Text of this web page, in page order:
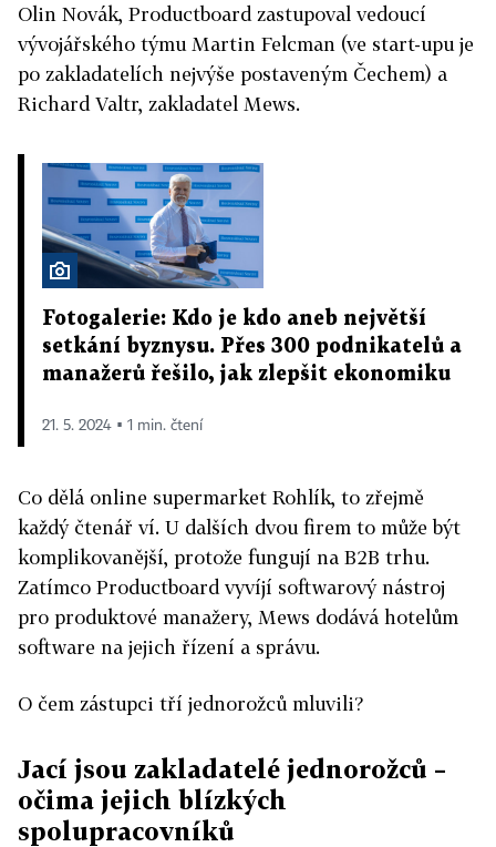
Olin Novák, Productboard zastupoval vedoucí
vývojářského týmu Martin Felcman (ve start-upu je
po zakladatelích nejvýše postaveným Čechem) a
Richard Valtr, zakladatel Mews.
Fotogalerie: Kdo je kdo aneb největší
setkání byznysu. Přes 300 podnikatelů a
manažerů řešilo, jak zlepšit ekonomiku
21. 5. 2024 ▪ 1 min. čtení
Co dělá online supermarket Rohlík, to zřejmě
každý čtenář ví. U dalších dvou firem to může být
komplikovanější, protože fungují na B2B trhu.
Zatímco Productboard vyvíjí softwarový nástroj
pro produktové manažery, Mews dodává hotelům
software na jejich řízení a správu.
O čem zástupci tří jednorožců mluvili?
Jací jsou zakladatelé jednorožců –
očima jejich blízkých
spolupracovníků